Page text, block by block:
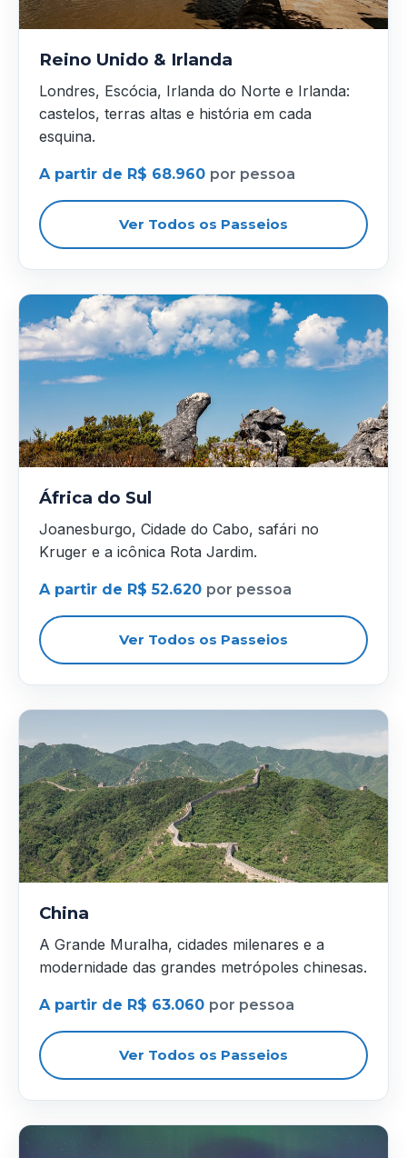
Reino Unido & Irlanda
Londres, Escócia, Irlanda do Norte e Irlanda:
castelos, terras altas e história em cada
esquina.
A partir de R$ 68.960 por pessoa
Ver Todos os Passeios
África do Sul
Joanesburgo, Cidade do Cabo, safári no
Kruger e a icônica Rota Jardim.
A partir de R$ 52.620 por pessoa
Ver Todos os Passeios
China
A Grande Muralha, cidades milenares e a
modernidade das grandes metrópoles chinesas.
A partir de R$ 63.060 por pessoa
Ver Todos os Passeios